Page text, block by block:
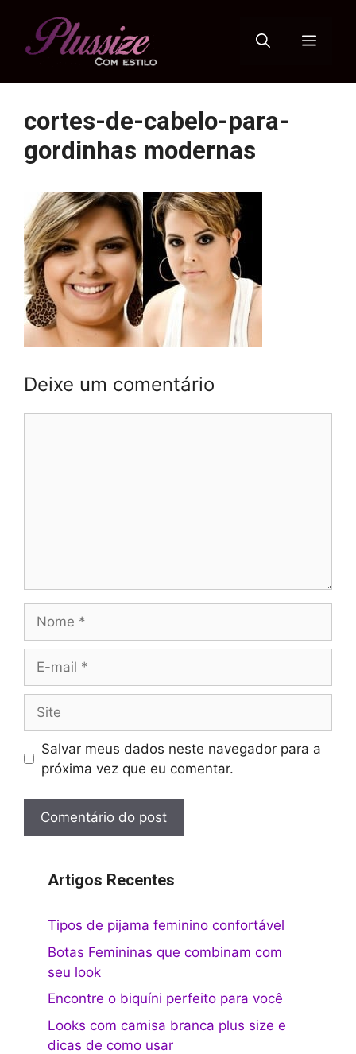
Menu
cortes-de-cabelo-para-
gordinhas modernas
Deixe um comentário
mail
Salvar meus dados neste navegador para a
próxima vez que eu comentar.
Artigos Recentes
Tipos de pijama feminino confortável
Botas Femininas que combinam com
seu look
Encontre o biquíni perfeito para você
Looks com camisa branca plus size e
dicas de como usar